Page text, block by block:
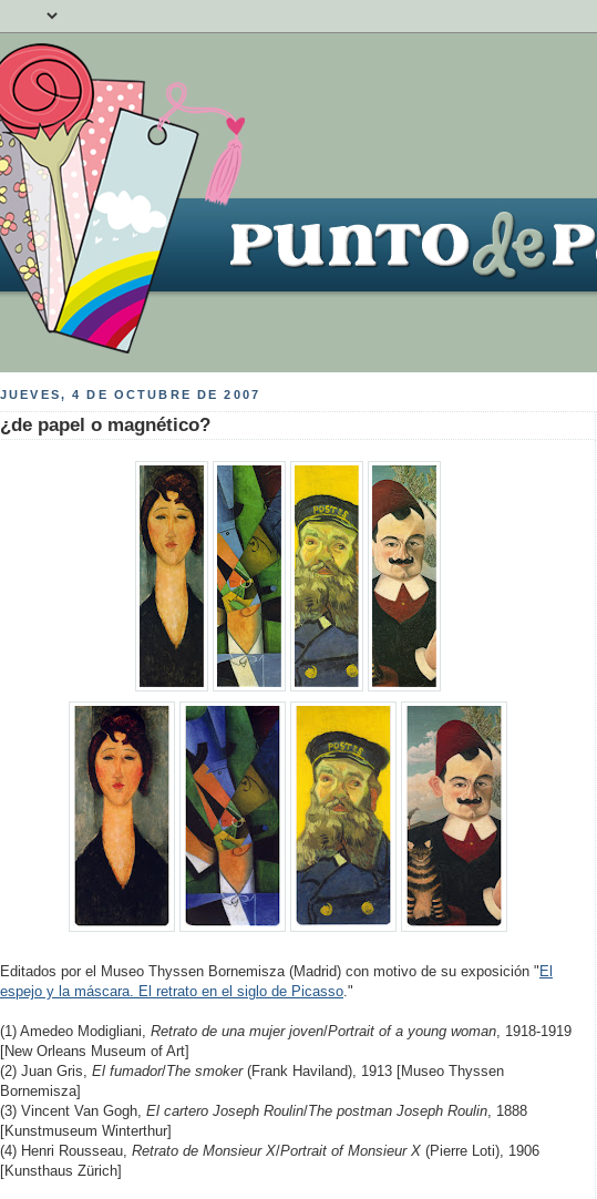
JUEVES, 4 DE OCTUBRE DE 2007
¿de papel o magnético?
Editados por el Museo Thyssen Bornemisza (Madrid) con motivo de su exposición " El
espejo y la máscara. El retrato en el siglo de Picasso."
(1) Amedeo Modigliani, Retrato de una mujer joven/Portrait of a young woman, 1918-1919
[New Orleans Museum of Art]
(2) Juan Gris, El fumador/The smoker(Frank Haviland), 1913 [Museo Thyssen
Bornemisza]
(3) Vincent Van Gogh, El cartero Joseph Roulin/The postman Joseph Roulin, 1888
[Kunstmuseum Winterthur]
(4) Henri Rousseau, Retrato de Monsieur X/Portrait of Monsieur X (Pierre Loti), 1906
[Kunsthaus Zürich]